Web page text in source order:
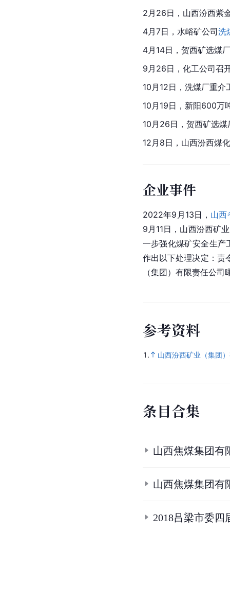
2月26日，山西汾西紫
4月7日，水峪矿公司洗
4月14日，贺西矿选煤
9月26日，化工公司召
10月12日，洗煤厂重介
10月19日，新阳600万
10月26日，贺西矿选煤
12月8日，山西汾西煤
企业事件
2022年9月13日， 山西
9月11日，山西汾西矿
一步强化煤矿安全生产
作出以下处理决定：责
（集团）有限责任公
参考资料
1. 山西汾西矿业（集团
条目合集
山西焦煤集团有
山西焦煤集团有
2018吕梁市委